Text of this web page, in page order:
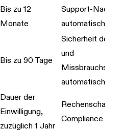
Bis zu 12
Monate
Support-
automatische
Bis zu 90 Tage
Sicherheit des
und
automatische
Dauer der
Einwilligung,
zuzüglich 1 Jahr
Compliance